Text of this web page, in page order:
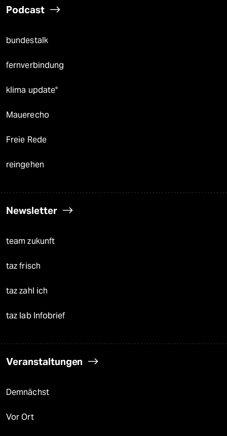
Podcast
bundestalk
fernverbindung
klima update°
Mauerecho
Freie Rede
reingehen
Newsletter
team zukunft
taz frisch
taz zahl ich
taz lab Infobrief
Veranstaltungen
Demnächst
Vor Ort